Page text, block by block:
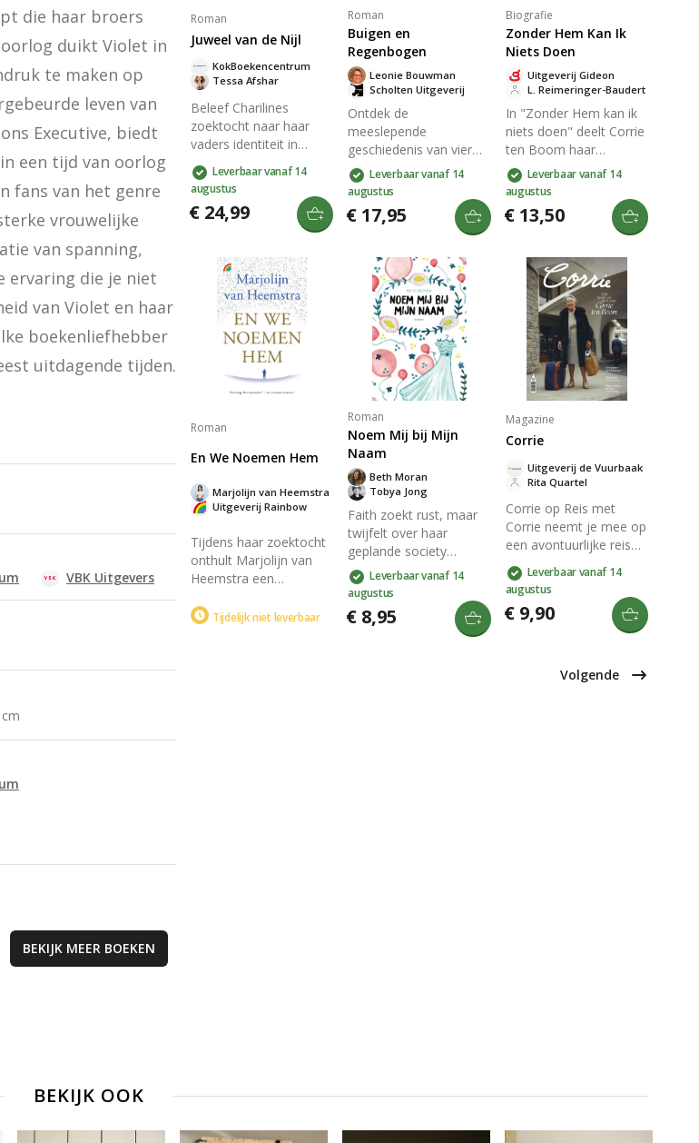
die haar broers
duikt Violet in
te maken op
leven van
Executive, biedt
een tijd van oorlog
fans van het genre
vrouwelijke
van spanning,
ervaring die je niet
van Violet en haar
boekenliefhebber
uitdagende tijden.
VBK Uitgevers
Roman
Juweel van de Nijl
Tessa Afshar
KokBoekencentrum
Beleef Charilines
zoektocht naar haar
vaders identiteit in
Juweel van de Nijl. Als
wees aan de Nijl
ontmoet ze de apostel
Fillippus en reist ze als
verstekeling naar Rome.
van haar afkomst in een
verhaal vol mysterie en
geloof. Perfect voor
liefhebbers van
historische romans en
Leverbaar vanaf 14
augustus
€ 24,99
Roman
Buigen en
Regenbogen
Scholten Uitgeverij
Leonie Bouwman
Ontdek de
meeslepende
geschiedenis van vier
generaties vrouwen die
strijden tegen de
onzichtbare destructie
in hun gezinnen. De
impact van de Tweede
Wereldoorlog en de
kracht van liefde en
trouw vormen een
emotioneel erfgoed.
Laat je raken door hun
verhaal en Gods
regenboog van troost.
Leverbaar vanaf 14
augustus
€ 17,95
Biografie
Zonder Hem Kan Ik
Niets Doen
L. Reimeringer-Baudert
Uitgeverij Gideon
In "Zonder Hem kan ik
niets doen" deelt Corrie
ten Boom haar
wereldwijde
reiservaringen en
spirituele inzichten. Haar
notities en verhalen
diepgewortelde geloof
in Jezus Christus en
tonen aan hoe
afhankelijkheid van
Hem leidt tot innerlijke
kracht en overwinning.
Een inspirerend boek
vol getuigenissen en
overdenkingen.
Leverbaar vanaf 14
augustus
€ 13,50
Roman
En We Noemen Hem
Uitgeverij Rainbow
Marjolijn van Heemstra
Tijdens haar zoektocht
onthult Marjolijn van
Heemstra een
mysterieuze oom, de
Tijdelijk niet leverbaar
Roman
Noem Mij bij Mijn
Naam
Tobya Jong
Beth Moran
Faith zoekt rust, maar
twijfelt over haar
geplande society
bruiloft. Onderzoek leidt
haar naar een kerkkoor
en ontmoeting met
pastor Dylan, terwijl het
Leverbaar vanaf 14
augustus
€ 8,95
Magazine
Corrie
Rita Quartel
Uitgeverij de Vuurbaak
Corrie op Reis met
Corrie neemt je mee op
een avontuurlijke reis
door inspirerende
bestemmingen. Met
boeiende verhalen en
mooie illustraties krijg
en levensstijlen. Dit
Leverbaar vanaf 14
augustus
€ 9,90
Volgende
BEKIJK MEER BOEKEN
BEKIJK OOK